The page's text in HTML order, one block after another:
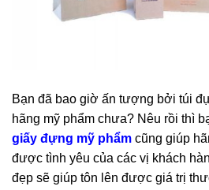
Bạn đã bao giờ ấn tượng bởi túi
hãng mỹ phẩm chưa? Nêu rồi thì
giấy đựng mỹ phẩm cũng giúp
được tình yêu của các vị khách
đẹp sẽ giúp tôn lên được giá trị